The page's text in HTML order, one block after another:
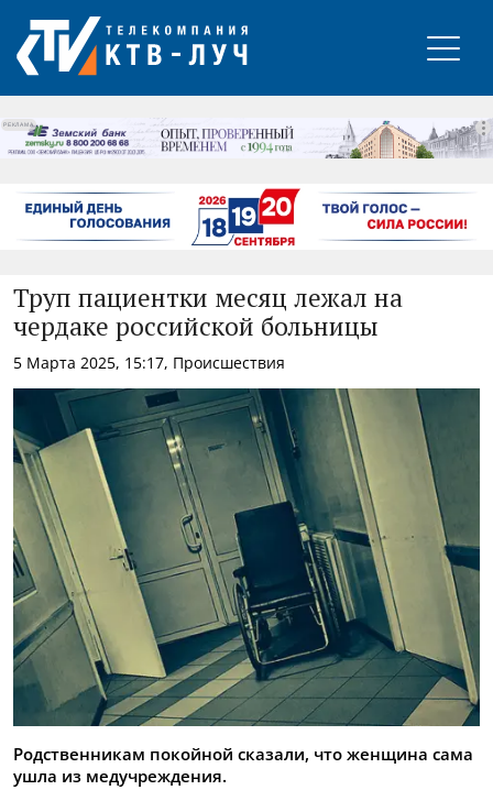
РЕКЛАМА
Труп пациентки месяц лежал на
чердаке российской больницы
5 Марта 2025, 15:17, Происшествия
Родственникам покойной сказали, что женщина сама
ушла из медучреждения.